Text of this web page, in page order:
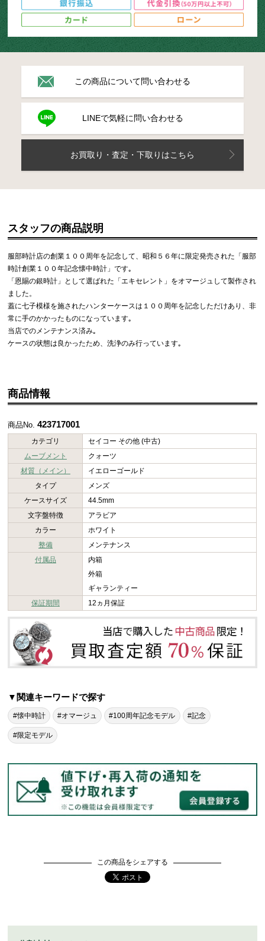
この商品について問い合わせる
LINEで気軽に問い合わせる
お買取り・査定・下取りはこちら
スタッフの商品説明
服部時計店の創業１００周年を記念して、昭和５６年に限定発売された「服部
時計創業１００年記念懐中時計」です｡
「恩賜の銀時計」として選ばれた「エキセレント」をオマージュして製作され
ました。
蓋に七子模様を施されたハンターケースは１００周年を記念しただけあり、非
常に手のかかったものになっています｡
当店でのメンテナンス済み｡
ケースの状態は良かったため、洗浄のみ行っています｡
商品情報
商品No.423717001
カテゴリ
セイコー その他 (中古)
ムーブメント
クォーツ
材質（メイン）
イエローゴールド
タイプ
メンズ
ケースサイズ
44.5mm
文字盤特徴
アラビア
カラー
ホワイト
整備
メンテナンス
付属品
内箱
外箱
ギャランティー
保証期間
12ヵ月保証
▼関連キーワードで探す
#懐中時計 #オマージュ #100周年記念モデル #記念
#限定モデル
この商品をシェアする